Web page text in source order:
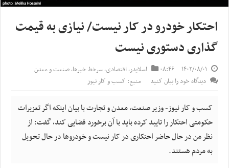
احتکار خودرو در کار نیست/ نیازی به قیمت
گذاری دستوری نیست
۱۴۰۲/۰۸/۰۱ ۰۸:۴۶ اسلایدر,اقتصادی,سرخط خبرها,صنعت و معدن
دیدگاه خود را بیان کنید
منبع: کسب و کار نیوز
کسب و کار نیوز- وزیر صنعت، معدن و تجارت با بیان اینکه اگر تعزیرات
حکومتی احتکار را تایید کرده باید با آن برخورد قضایی کند، گفت: از
نظر من در حال حاضر احتکاری در کار نیست و خودروها در حال تحویل
به مردم هستند.